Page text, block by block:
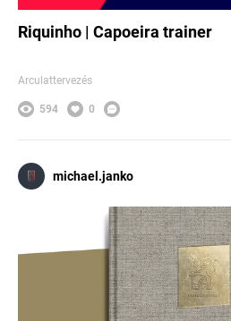
Riquinho | Capoeira trainer
Arculattervezés
594 0
michael.janko